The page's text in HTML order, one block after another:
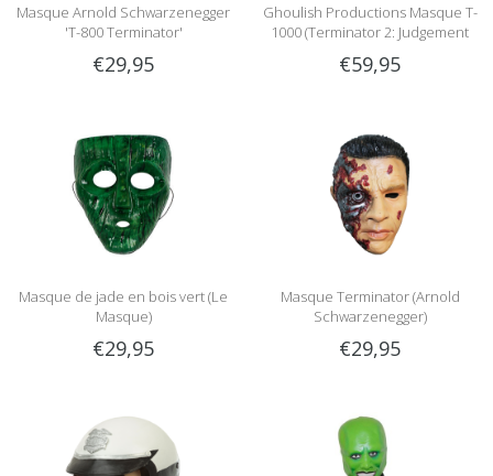
Masque Arnold Schwarzenegger
'T-800 Terminator'
€29,95
Ghoulish Productions Masque T-
1000 (Terminator 2: Judgement
€59,95
Masque de jade en bois vert (Le
Masque)
€29,95
Masque Terminator (Arnold
Schwarzenegger)
€29,95